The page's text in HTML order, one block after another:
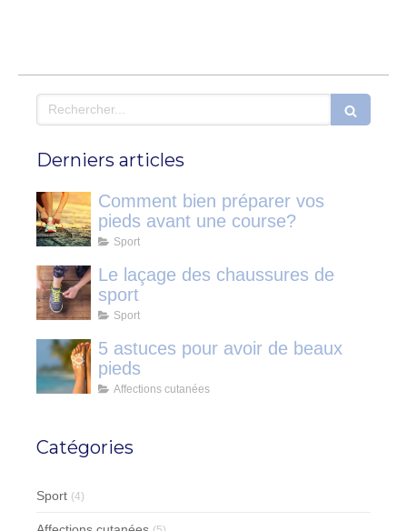
Rechercher
Derniers articles
Comment bien préparer vos
pieds avant une course?
Sport
Le laçage des chaussures de
sport
Sport
5 astuces pour avoir de beaux
pieds
Affections cutanées
Catégories
Sport (4)